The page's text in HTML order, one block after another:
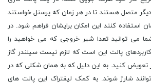
متصل هستند تا در هر زمان که پرسنل خواستند
استفاده کنند این امکان برایشان فراهم شود. در
می توانید تعدا شیر خروجی که می خواهید را
پالت این است که لازم نیست سیلندر گاز
تعویض کنید. به این دلیل که به همان شکلی که در
شارژ شوند. به کمک لیفتراک این پالت های